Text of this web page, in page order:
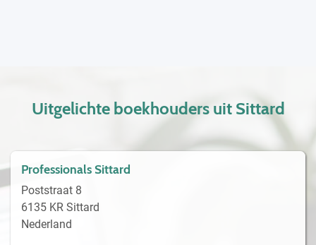
Uitgelichte boekhouders uit Sittard
Professionals Sittard
Poststraat 8
6135 KR Sittard
Nederland